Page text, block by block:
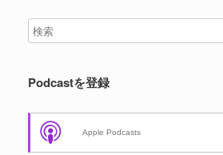
Podcastを登録
Apple Podcasts